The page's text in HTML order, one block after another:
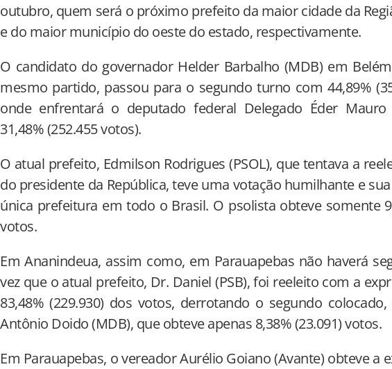
outubro, quem será o próximo prefeito da maior cidade da
e do maior município do oeste do estado, respectivamente.
O candidato do governador Helder Barbalho (MDB) em
mesmo partido, passou para o segundo turno com 44,89%
onde enfrentará o deputado federal Delegado Éder Mauro
31,48% (252.455 votos).
O atual prefeito, Edmilson Rodrigues (PSOL), que tentava a
do presidente da República, teve uma votação humilhante e
única prefeitura em todo o Brasil. O psolista obteve somente
votos.
Em Ananindeua, assim como, em Parauapebas não haverá
vez que o atual prefeito, Dr. Daniel (PSB), foi reeleito com a
83,48% (229.930) dos votos, derrotando o segundo
Antônio Doido (MDB), que obteve apenas 8,38% (23.091) votos.
Em Parauapebas, o vereador Aurélio Goiano (Avante) obteve a